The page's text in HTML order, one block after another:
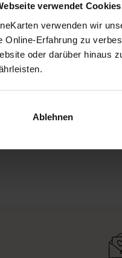
verwendet Cookies
verwenden wir
Online-Erfahrung zu
oder darüber hinaus
Ablehnen